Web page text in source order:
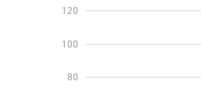
80
100
120